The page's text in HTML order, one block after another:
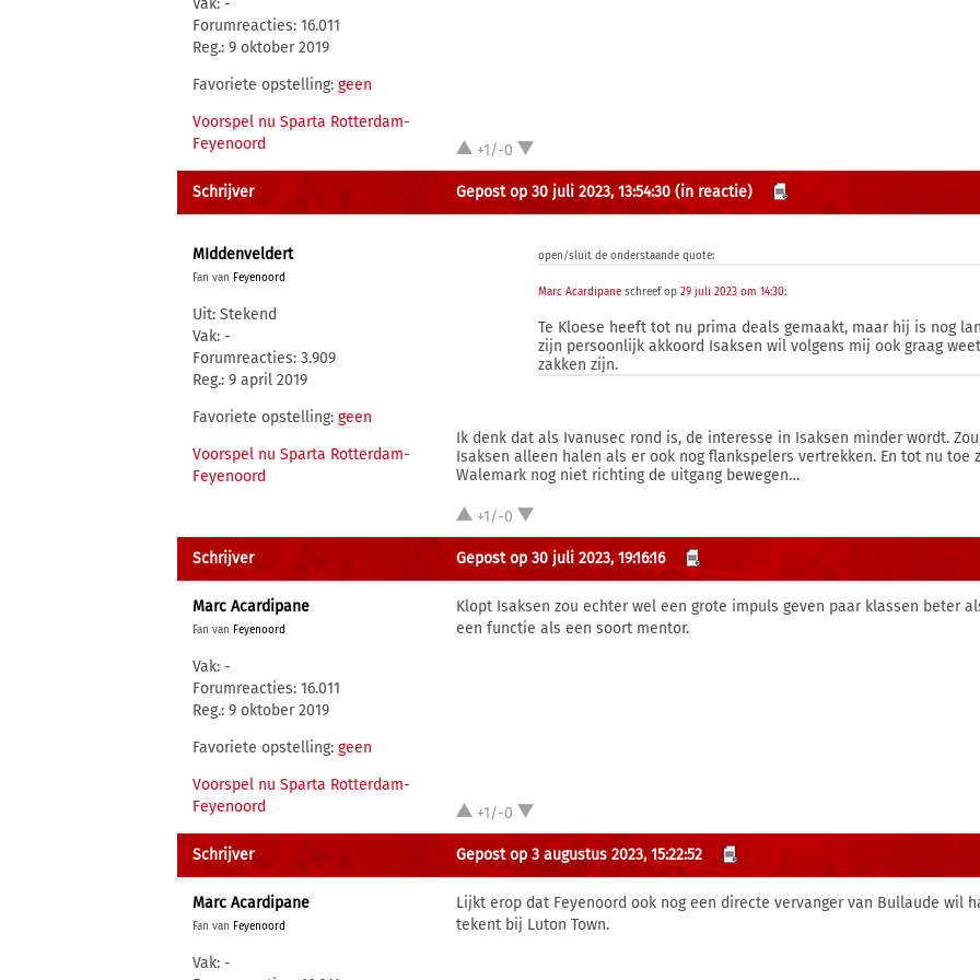
Vak: -
Forumreacties: 16.011
Reg.: 9 oktober 2019
Favoriete opstelling: geen
Voorspel nu Sparta Rotterdam-
Feyenoord
+1/-0
Schrijver Gepost op 30 juli 2023, 13:54:30 (in reactie)
MIddenveldert
Fan van Feyenoord
Uit: Stekend
Vak: -
Forumreacties: 3.909
Reg.: 9 april 2019
Favoriete opstelling: geen
Voorspel nu Sparta Rotterdam-
Feyenoord
open/sluit de onderstaande quote:
Marc Acardipane schreef op29 juli 2023 om 14:30:
Te Kloese heeft tot nu prima deals gemaakt, maar hij is nog
zijn persoonlijk akkoord Isaksen wil volgens mij ook graag
zakken zijn.
Ik denk dat als Ivanusec rond is, de interesse in Isaksen minder wordt.
Isaksen alleen halen als er ook nog flankspelers vertrekken. En tot nu toe
Walemark nog niet richting de uitgang bewegen…
+1/-0
Schrijver Gepost op 30 juli 2023, 19:16:16
Marc Acardipane
Fan van Feyenoord
Vak: -
Forumreacties: 16.011
Reg.: 9 oktober 2019
Favoriete opstelling: geen
Voorspel nu Sparta Rotterdam-
Feyenoord
Klopt Isaksen zou echter wel een grote impuls geven paar klassen beter
een functie als een soort mentor.
+1/-0
Schrijver Gepost op 3 augustus 2023, 15:22:52
Marc Acardipane
Fan van Feyenoord
Vak: -
Lijkt erop dat Feyenoord ook nog een directe vervanger van Bullaude wil
tekent bij Luton Town.